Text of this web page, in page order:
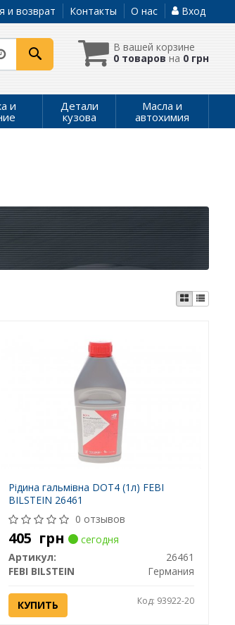
и возврат Контакты О нас Вход
В вашей корзине
0 товаров на 0 грн
и
Детали
кузова
Масла и
автохимия
Рідина гальмівна DOT4 (1л) FEBI
BILSTEIN 26461
0 отзывов
405 грн
сегодня
Артикул:
26461
FEBI BILSTEIN
Германия
КУПИТЬ Код: 93922-20